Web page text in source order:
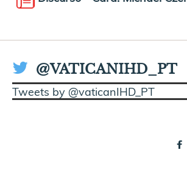
@VATICANIHD_PT
Tweets by @vaticanIHD_PT